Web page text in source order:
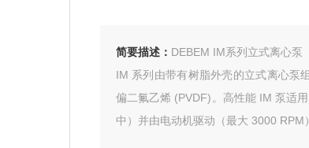
简要描述：
DEBEM IM系列立式离心泵
IM 系列由带有树脂外壳的立式离心泵
偏二氟乙烯 (PVDF)。高性能 IM 泵适
中）并由电动机驱动（最大 3000 RPM